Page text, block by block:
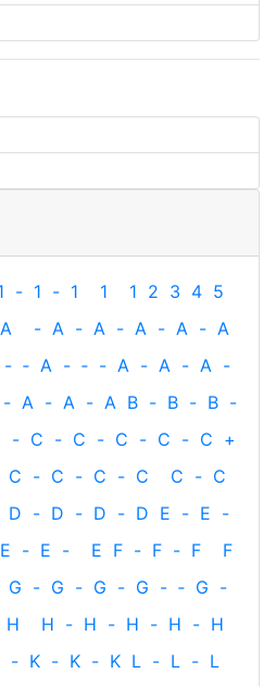
- 1 - 1 1 1 2 3 4 5
A - A - A - A - A - A
- ‐ A - ‐ - A - A - A -
- A - A - A B - B - B -
- C - C - C - C - C +
C - C - C - C C - C
D - D - D - D E - E -
E - E - E F - F - F
F
G - G - G - G - ‐ G -
H H - H - H - H - H
- K - K - K L - L - L